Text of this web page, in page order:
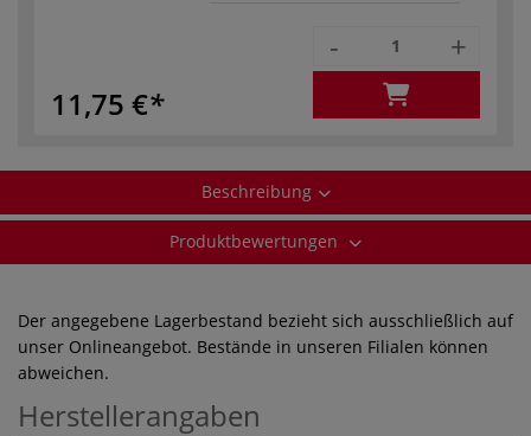
11,75 €
- +
Beschreibung
Produktbewertungen
Der angegebene Lagerbestand bezieht sich ausschließlich auf
unser Onlineangebot. Bestände in unseren Filialen können
abweichen.
Herstellerangaben